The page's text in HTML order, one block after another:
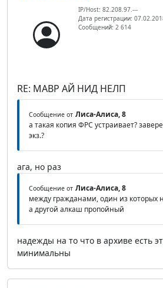
IP/Host: 82.208.97.---
Дата регистрации:
Сообщений: 2 614
RE: МАВР АЙ НИД НЕЛП
Сообщение от Лиса-Алиса, 8
а такая копия ФРС устраивает?
экз.?
ага, но раз
Сообщение от Лиса-Алиса, 8
между гражданами, один из которых
а другой алкаш пропойный
надежды на то что в архиве есть
минимальны